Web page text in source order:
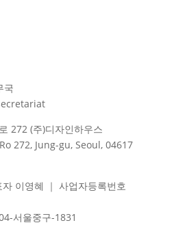
국
272 (주)디자인하우스
272, Jung-gu, Seoul, 04617
이영혜 ｜ 사업자등록번호
서울중구-1831